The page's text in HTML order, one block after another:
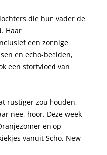
die hun vader de
Haar
een zonnige
en echo-beelden,
een stortvloed van
rustiger zou houden,
nee, hoor. Deze week
en op
vanuit Soho, New